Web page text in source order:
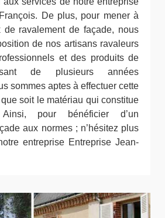
De plus, pour mener à
de ravalement de façade, nous
de nos artisans ravaleurs
et des produits de
de plusieurs années
sommes aptes à effectuer cette
soit le matériau qui constitue
pour bénéficier d’un
aux normes ; n’hésitez plus
entreprise Entreprise Jean-